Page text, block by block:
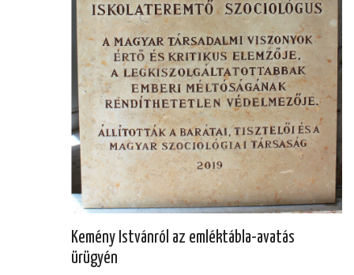
Kemény Istvánról az emléktábla-avatás
ürügyén